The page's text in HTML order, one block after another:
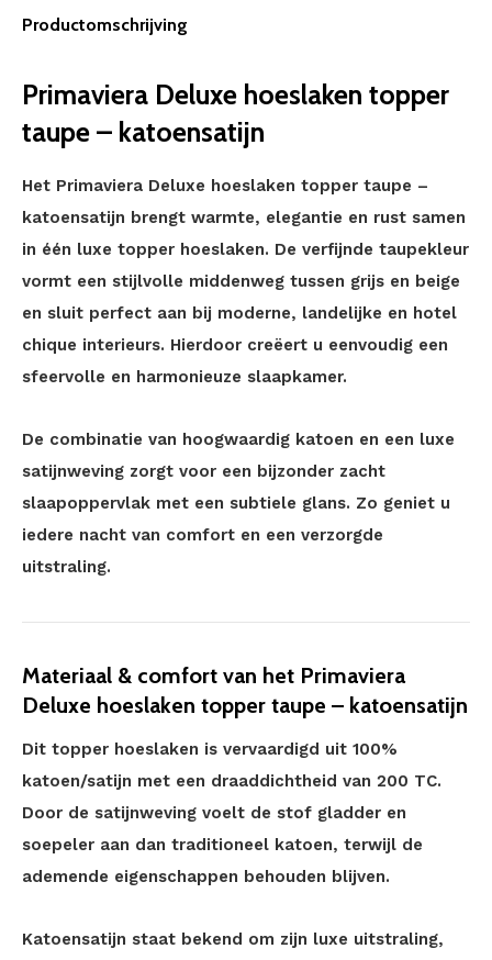
Productomschrijving
Primaviera Deluxe hoeslaken topper
taupe – katoensatijn
Het Primaviera Deluxe hoeslaken topper taupe –
katoensatijn brengt warmte, elegantie en rust samen
in één luxe topper hoeslaken. De verfijnde taupekleur
vormt een stijlvolle middenweg tussen grijs en beige
en sluit perfect aan bij moderne, landelijke en hotel
chique interieurs. Hierdoor creëert u eenvoudig een
sfeervolle en harmonieuze slaapkamer.
De combinatie van hoogwaardig katoen en een luxe
satijnweving zorgt voor een bijzonder zacht
slaapoppervlak met een subtiele glans. Zo geniet u
iedere nacht van comfort en een verzorgde
uitstraling.
Materiaal & comfort van het Primaviera
Deluxe hoeslaken topper taupe – katoensatijn
Dit topper hoeslaken is vervaardigd uit 100%
katoen/satijn met een draaddichtheid van 200 TC.
Door de satijnweving voelt de stof gladder en
soepeler aan dan traditioneel katoen, terwijl de
ademende eigenschappen behouden blijven.
Katoensatijn staat bekend om zijn luxe uitstraling,